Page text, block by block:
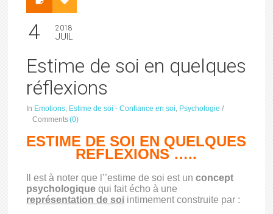
4 2018
JUIL
Estime de soi en quelques
réflexions
In Emotions, Estime de soi - Confiance en soi, Psychologie /
Comments(0)
ESTIME DE SOI EN QUELQUES
REFLEXIONS …..
Il est à noter que l’’estime de soi est unconcept
psychologique qui fait écho à une
représentation de soi intimement construite par :